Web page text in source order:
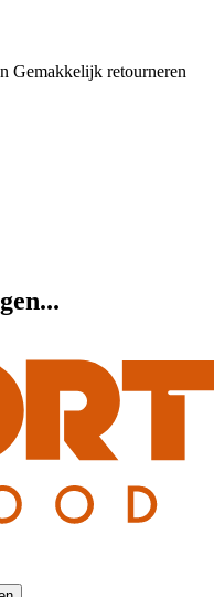
Gemakkelijk retourneren